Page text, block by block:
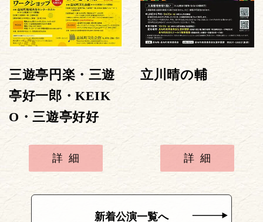
三遊亭円楽・三遊
亭好一郎・KEIK
O・三遊亭好好
詳細
立川晴の輔
詳細
新着公演一覧へ